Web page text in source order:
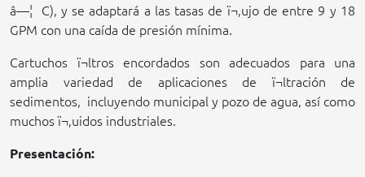
â—¦ C), y se adaptará a las tasas de ï¬‚ujo de entre 9 y 18
GPM con una caída de presión mínima.
Cartuchos ï¬ltros encordados son adecuados para una
amplia variedad de aplicaciones de ï¬ltración de
sedimentos, incluyendo municipal y pozo de agua, así como
muchos ï¬‚uidos industriales.
Presentación: